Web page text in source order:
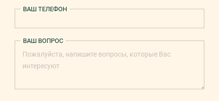
ВАШ ТЕЛЕФОН
ВАШ ВОПРОС